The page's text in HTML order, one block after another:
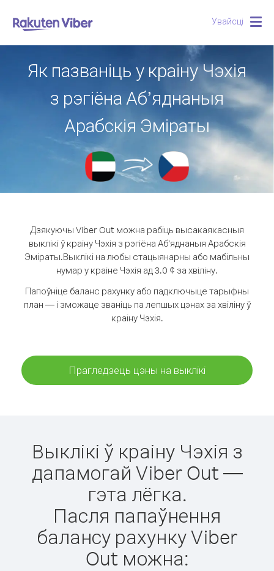
Увайсці
Як пазваніць у краіну Чэхія
з рэгіёна Аб’яднаныя
Арабскія Эміраты
Дзякуючы Viber Out можна рабіць высакаякасныя
выклікі ў краіну Чэхія з рэгіёна Аб’яднаныя Арабскія
Эміраты.Выклікі на любы стацыянарны або мабільны
нумар у краіне Чэхія ад 3.0 ¢ за хвіліну.
Папоўніце баланс рахунку або падключыце тарыфны
план — і зможаце званіць па лепшых цэнах за хвіліну ў
краіну Чэхія.
Прагледзець цэны на выклікі
Выклікі ў краіну Чэхія з
дапамогай Viber Out —
гэта лёгка.
Пасля папаўнення
балансу рахунку Viber
Out можна: